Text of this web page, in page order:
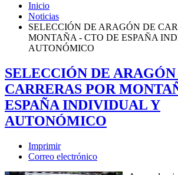
Inicio
Noticias
SELECCIÓN DE ARAGÓN DE
MONTAÑA - CTO DE ESPAÑA
AUTONÓMICO
SELECCIÓN DE ARAGÓN
CARRERAS POR
ESPAÑA INDIVIDUAL Y
AUTONÓMICO
Imprimir
Correo electrónico